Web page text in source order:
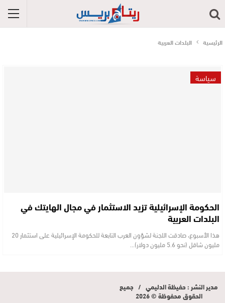
الرئيسية البلدات العربية
سياسة
الحكومة الإسرائيلية تزيد الاستثمار في مجال الهايتك في
البلدات العربية
هذا الأسبوع، صادقت اللجنة لشؤون العرب التابعة للحكومة الإسرائيلية على استثمار 20
مليون شاقل (نحو 5.6 مليون دولار)…
مدير النشر : حفيظة الدليمي / جميع
الحقوق محفوظة © 2026